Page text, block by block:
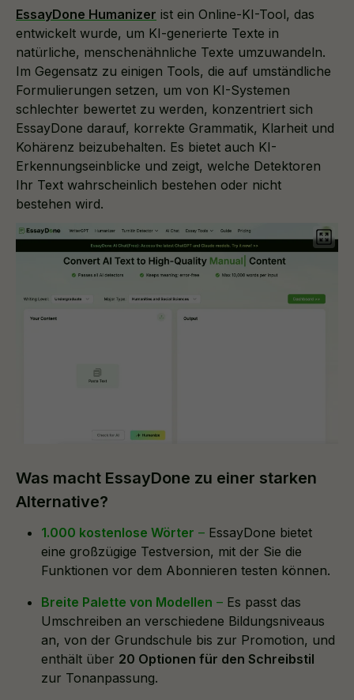
EssayDone Humanizer ist ein Online-KI-Tool, das
entwickelt wurde, um KI-generierte Texte in
natürliche, menschenähnliche Texte umzuwandeln.
Im Gegensatz zu einigen Tools, die auf umständliche
Formulierungen setzen, um von KI-Systemen
schlechter bewertet zu werden, konzentriert sich
EssayDone darauf, korrekte Grammatik, Klarheit und
Kohärenz beizubehalten. Es bietet auch KI-
Erkennungseinblicke und zeigt, welche Detektoren
Ihr Text wahrscheinlich bestehen oder nicht
bestehen wird.
Was macht EssayDone zu einer starken
Alternative?
1.000 kostenlose Wörter – EssayDone bietet
eine großzügige Testversion, mit der Sie die
Funktionen vor dem Abonnieren testen können.
Breite Palette von Modellen – Es passt das
Umschreiben an verschiedene Bildungsniveaus
an, von der Grundschule bis zur Promotion, und
enthält über 20 Optionen für den Schreibstil
zur Tonanpassung.